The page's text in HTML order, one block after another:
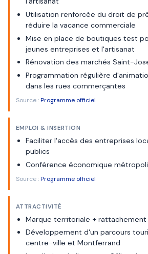
Utilisation renforcée du droit de
réduire la vacance commerciale
Mise en place de boutiques test
jeunes entreprises et l'artisanat
Rénovation des marchés Saint-
Programmation régulière
dans les rues commerçantes
Source :Programme officiel
EMPLOI & INSERTION
Faciliter l'accès des entreprises
publics
Conférence économique
Source :Programme officiel
ATTRACTIVITÉ
Marque territoriale + rattachement
Développement d'un parcours
centre-ville et Montferrand